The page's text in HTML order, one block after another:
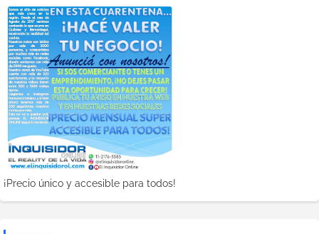
¡Precio único y accesible para todos!